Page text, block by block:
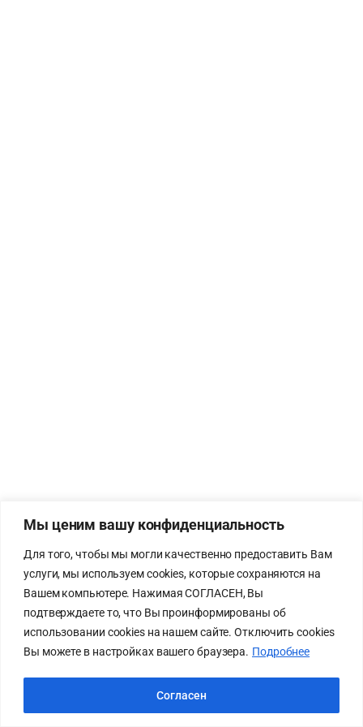
Мы ценим вашу конфиденциальность
Для того, чтобы мы могли качественно предоставить Вам
услуги, мы используем cookies, которые сохраняются на
Вашем компьютере. Нажимая СОГЛАСЕН, Вы
подтверждаете то, что Вы проинформированы об
использовании cookies на нашем сайте. Отключить cookies
Вы можете в настройках вашего браузера. Подробнее
Согласен